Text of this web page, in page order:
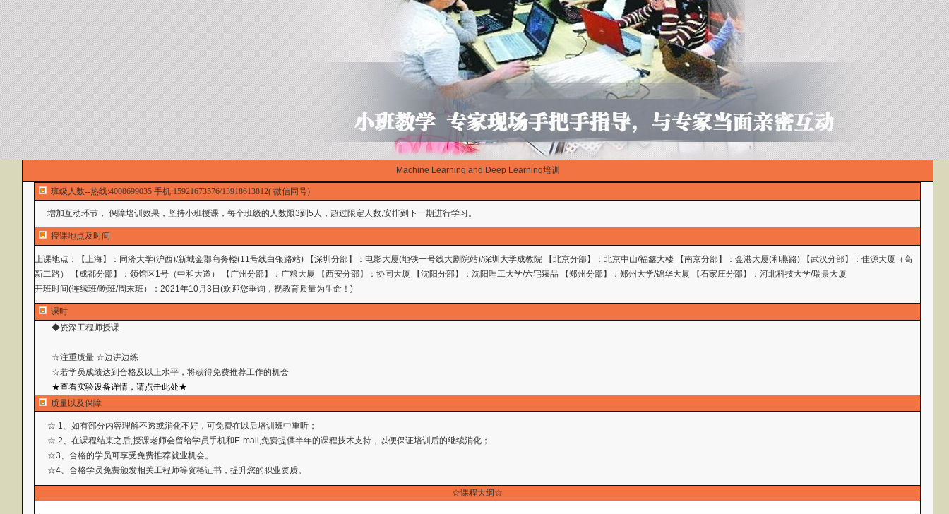
Machine Learning and Deep Learning培训
班级人数--热线:4008699035 手机:15921673576/13918613812( 微信同号)
增加互动环节， 保障培训效果，坚持小班授课，每个班级的人数限3到5人，超过限定人数,安排到下一期进行学习。
授课地点及时间
上课地点：
【上海】：同济大学(沪西)/新城金郡商务楼(11号线白银路站) 【深圳分部】：电影大厦(地铁一号线大剧院站)/深圳大学成教院 【北京分部】：北京中山/福鑫大楼 【南京分部】：金港大厦(和燕路) 【武汉分部】：佳源大厦（高
新二路） 【成都分部】：领馆区1号（中和大道） 【广州分部】：广粮大厦 【西安分部】：协同大厦 【沈阳分部】：沈阳理工大学/六宅臻品 【郑州分部】：郑州大学/锦华大厦 【石家庄分部】：河北科技大学/瑞景大厦
开班时间(连续班/晚班/周末班）：2021年10月3日(欢迎您垂询，视教育质量为生命！)
课时
◆资深工程师授课
☆注重质量 ☆边讲边练
☆若学员成绩达到合格及以上水平，将获得免费推荐工作的机会
★查看实验设备详情，请点击此处★
质量以及保障
☆ 1、如有部分内容理解不透或消化不好，可免费在以后培训班中重听；
☆ 2、在课程结束之后,授课老师会留给学员手机和E-mail,免费提供半年的课程技术支持，以便保证培训后的继续消化；
☆3、合格的学员可享受免费推荐就业机会。
☆4、合格学员免费颁发相关工程师等资格证书，提升您的职业资质。
☆课程大纲 ☆